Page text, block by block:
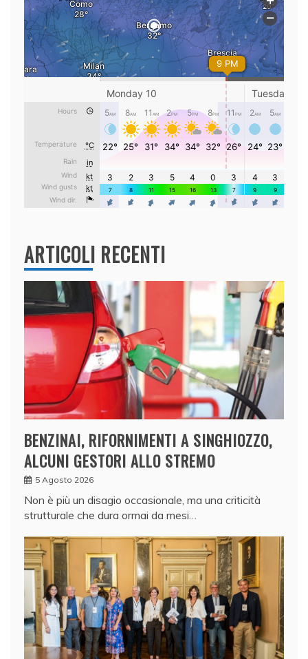
ARTICOLI RECENTI
BENZINAI, RIFORNIMENTI A SINGHIOZZO,
ALCUNI GESTORI ALLO STREMO
5 Agosto 2026
Non è più un disagio occasionale, ma una criticità
strutturale che dura ormai da mesi…